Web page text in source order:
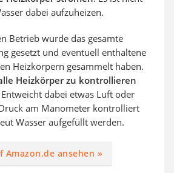
dabei aufzuheizen.
Betrieb wurde das gesamte
gesetzt und eventuell enthaltene
Heizkörpern gesammelt haben.
Heizkörper zu kontrollieren
Entweicht dabei etwas Luft oder
am Manometer kontrolliert
Wasser aufgefüllt werden.
Amazon.de ansehen »